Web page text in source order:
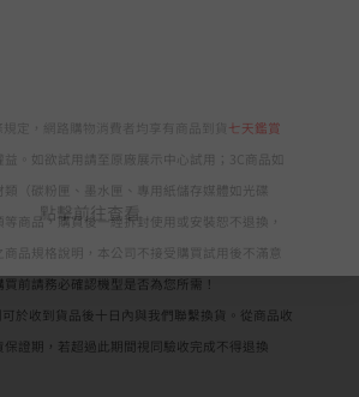
七天鑑賞
益。如欲試用請至原廠展示中心試用；3C商品如
類（碳粉匣、墨水匣、專用紙儲存媒體如光碟
商品，購買後一經拆封使用或安裝恕不退換，
商品規格說明，本公司不接受購買試用後不滿意
買前請務必確認機型是否為您所需！
於收到貨品後十日內與我們聯繫換貨。從商品收
證期，若超過此期間視同驗收完成不得退換
點擊前往查看